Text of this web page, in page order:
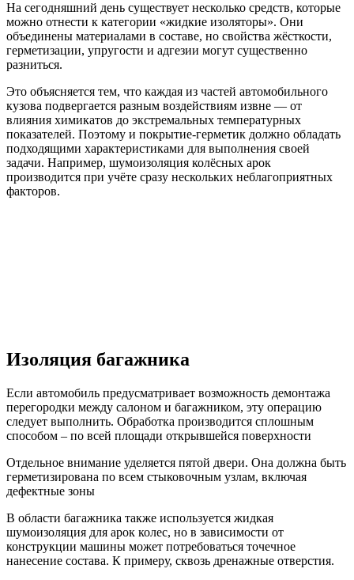
На сегодняшний день существует несколько средств, которые
можно отнести к категории «жидкие изоляторы». Они
объединены материалами в составе, но свойства жёсткости,
герметизации, упругости и адгезии могут существенно
разниться.
Это объясняется тем, что каждая из частей автомобильного
кузова подвергается разным воздействиям извне — от
влияния химикатов до экстремальных температурных
показателей. Поэтому и покрытие-герметик должно обладать
подходящими характеристиками для выполнения своей
задачи. Например, шумоизоляция колёсных арок
производится при учёте сразу нескольких неблагоприятных
факторов.
Изоляция багажника
Если автомобиль предусматривает возможность демонтажа
перегородки между салоном и багажником, эту операцию
следует выполнить. Обработка производится сплошным
способом – по всей площади открывшейся поверхности
Отдельное внимание уделяется пятой двери. Она должна быть
герметизирована по всем стыковочным узлам, включая
дефектные зоны
В области багажника также используется жидкая
шумоизоляция для арок колес, но в зависимости от
конструкции машины может потребоваться точечное
нанесение состава. К примеру, сквозь дренажные отверстия.